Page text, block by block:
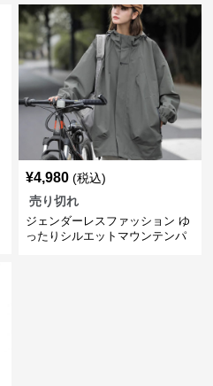
¥4,980 (税込)
売り切れ
ジェンダーレスファッション ゆ
ったりシルエットマウンテンパ